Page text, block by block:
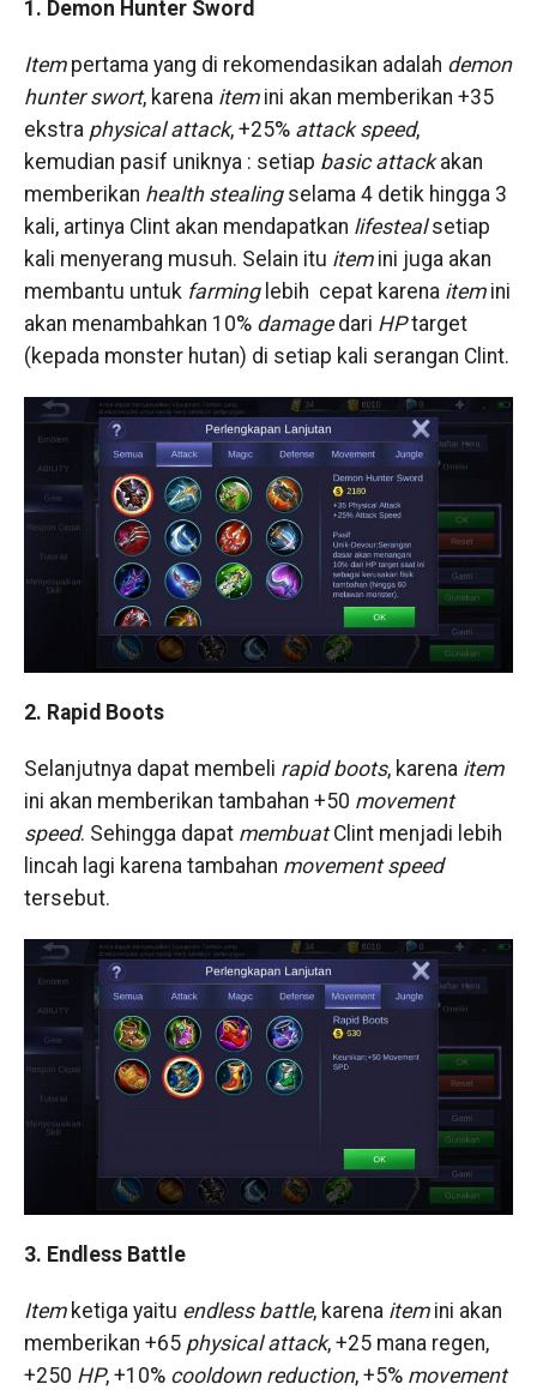
1. Demon Hunter Sword
Itempertama yang di rekomendasikan adalah demon
hunter swort, karena itemini akan memberikan +35
ekstra physical attack, +25% attack speed,
kemudian pasif uniknya : setiap basic attackakan
memberikan health stealingselama 4 detik hingga 3
kali, artinya Clint akan mendapatkan lifestealsetiap
kali menyerang musuh. Selain itu itemini juga akan
membantu untuk farminglebih cepat karena itemini
akan menambahkan 10% damagedari HPtarget
(kepada monster hutan) di setiap kali serangan Clint.
2. Rapid Boots
Selanjutnya dapat membeli rapid boots, karena item
ini akan memberikan tambahan +50 movement
speed. Sehingga dapat membuatClint menjadi lebih
lincah lagi karena tambahan movement speed
tersebut.
3. Endless Battle
Itemketiga yaitu endless battle, karena itemini akan
memberikan +65 physical attack, +25 mana regen,
+250 HP, +10% cooldown reduction, +5% movement